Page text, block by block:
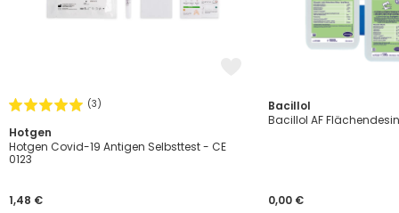
(3)
Hotgen
Hotgen Covid-19 Antigen Selbsttest - CE
0123
1,48 €
Bacillol
Bacillol AF
0,00 €